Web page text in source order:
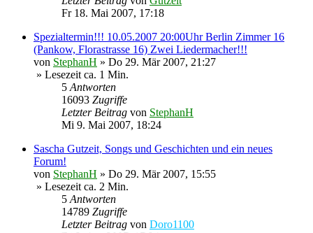
Fr 18. Mai 2007, 17:18
Spezialtermin!!! 10.05.2007 20:00Uhr Berlin Zimmer 16
(Pankow, Florastrasse 16) Zwei Liedermacher!!!
von StephanH » Do 29. Mär 2007, 21:27
» Lesezeit ca. 1 Min.
5Antworten
16093 Zugriffe
Letzter Beitrag von StephanH
Mi 9. Mai 2007, 18:24
Sascha Gutzeit, Songs und Geschichten und ein neues
Forum!
von StephanH » Do 29. Mär 2007, 15:55
» Lesezeit ca. 2 Min.
5Antworten
14789 Zugriffe
Letzter Beitrag von Doro1100